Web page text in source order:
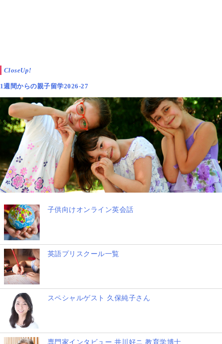
CloseUp!
1週間からの親子留学2026-27
子供向けオンライン英会話
英語プリスクール一覧
スペシャルゲスト 久保純子さん
専門家インタビュー 井川好ニ 教育学博士